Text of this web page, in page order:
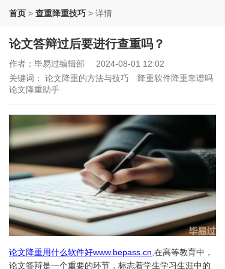
首页 > 查重降重技巧 > 详情
论文答辩过后要进行查重吗？
作者：毕易过编辑部
2024-08-01 12:02
关键词： 论文降重的方法与技巧
降重软件降重靠谱吗
论文降重助手
论文降重用什么软件好www.bepass.cn ,在高等教育中，
论文答辩是一个重要的环节，标志着学生学习生涯中的